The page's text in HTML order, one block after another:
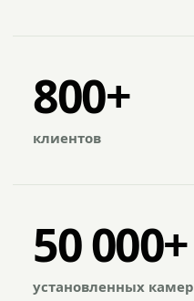
800+
клиентов
50 000+
установленных камер